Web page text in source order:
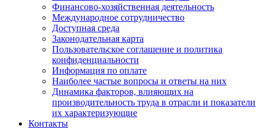
Финансово-хозяйственная деятельность
Международное сотрудничество
Доступная среда
Законодательная карта
Пользовательское соглашение и политика
конфиденциальности
Информация по оплате
Наиболее частые вопросы и ответы на них
Динамика факторов, влияющих на
производительность труда в отрасли и показатели
их характеризующие
Контакты